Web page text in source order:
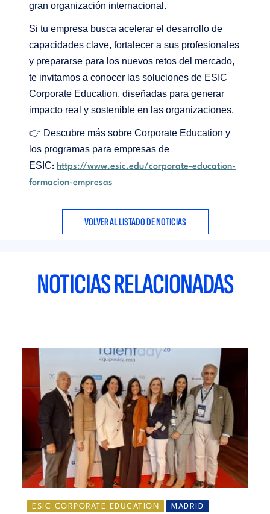
gran organización internacional.
Si tu empresa busca acelerar el desarrollo de
capacidades clave, fortalecer a sus profesionales
y prepararse para los nuevos retos del mercado,
te invitamos a conocer las soluciones de ESIC
Corporate Education, diseñadas para generar
impacto real y sostenible en las organizaciones.
👉 Descubre más sobre Corporate Education y
los programas para empresas de
ESIC: https://www.esic.edu/corporate-education-
formacion-empresas
VOLVER AL LISTADO DE NOTICIAS
NOTICIAS RELACIONADAS
ESIC CORPORATE EDUCATION MADRID